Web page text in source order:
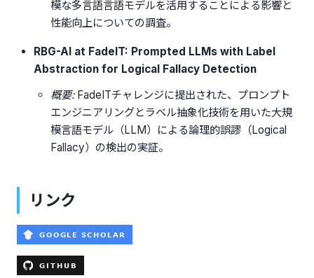
模な多言語言語モデルを活用することによる影響と
性能向上についての調査。
RBG-AI at FadeIT: Prompted LLMs with Label
Abstraction for Logical Fallacy Detection
概要:FadeITチャレンジに提出された、プロンプト
エンジニアリングとラベル抽象化技術を用いた大規
模言語モデル（LLM）による論理的誤謬（Logical
Fallacy）の検出の実証。
リンク